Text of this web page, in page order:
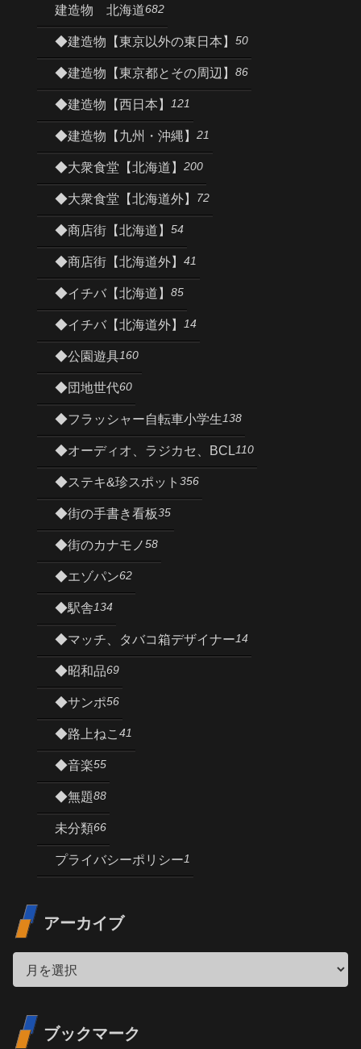
建造物 北海道682
◆建造物【東京以外の東日本】 50
◆建造物【東京都とその周辺】 86
◆建造物【西日本】 121
◆建造物【九州・沖縄】 21
◆大衆食堂【北海道】 200
◆大衆食堂【北海道外】 72
◆商店街【北海道】 54
◆商店街【北海道外】 41
◆イチバ【北海道】 85
◆イチバ【北海道外】 14
◆公園遊具160
◆団地世代60
◆フラッシャー自転車小学生138
◆オーディオ、ラジカセ、BCL110
◆ステキ&珍スポット 356
◆街の手書き看板35
◆街のカナモノ58
◆エゾパン62
◆駅舎134
◆マッチ、タバコ箱デザイナー14
◆昭和品69
◆サンポ56
◆路上ねこ 41
◆音楽55
◆無題88
未分類66
プライバシーポリシー1
アーカイブ
ブックマーク